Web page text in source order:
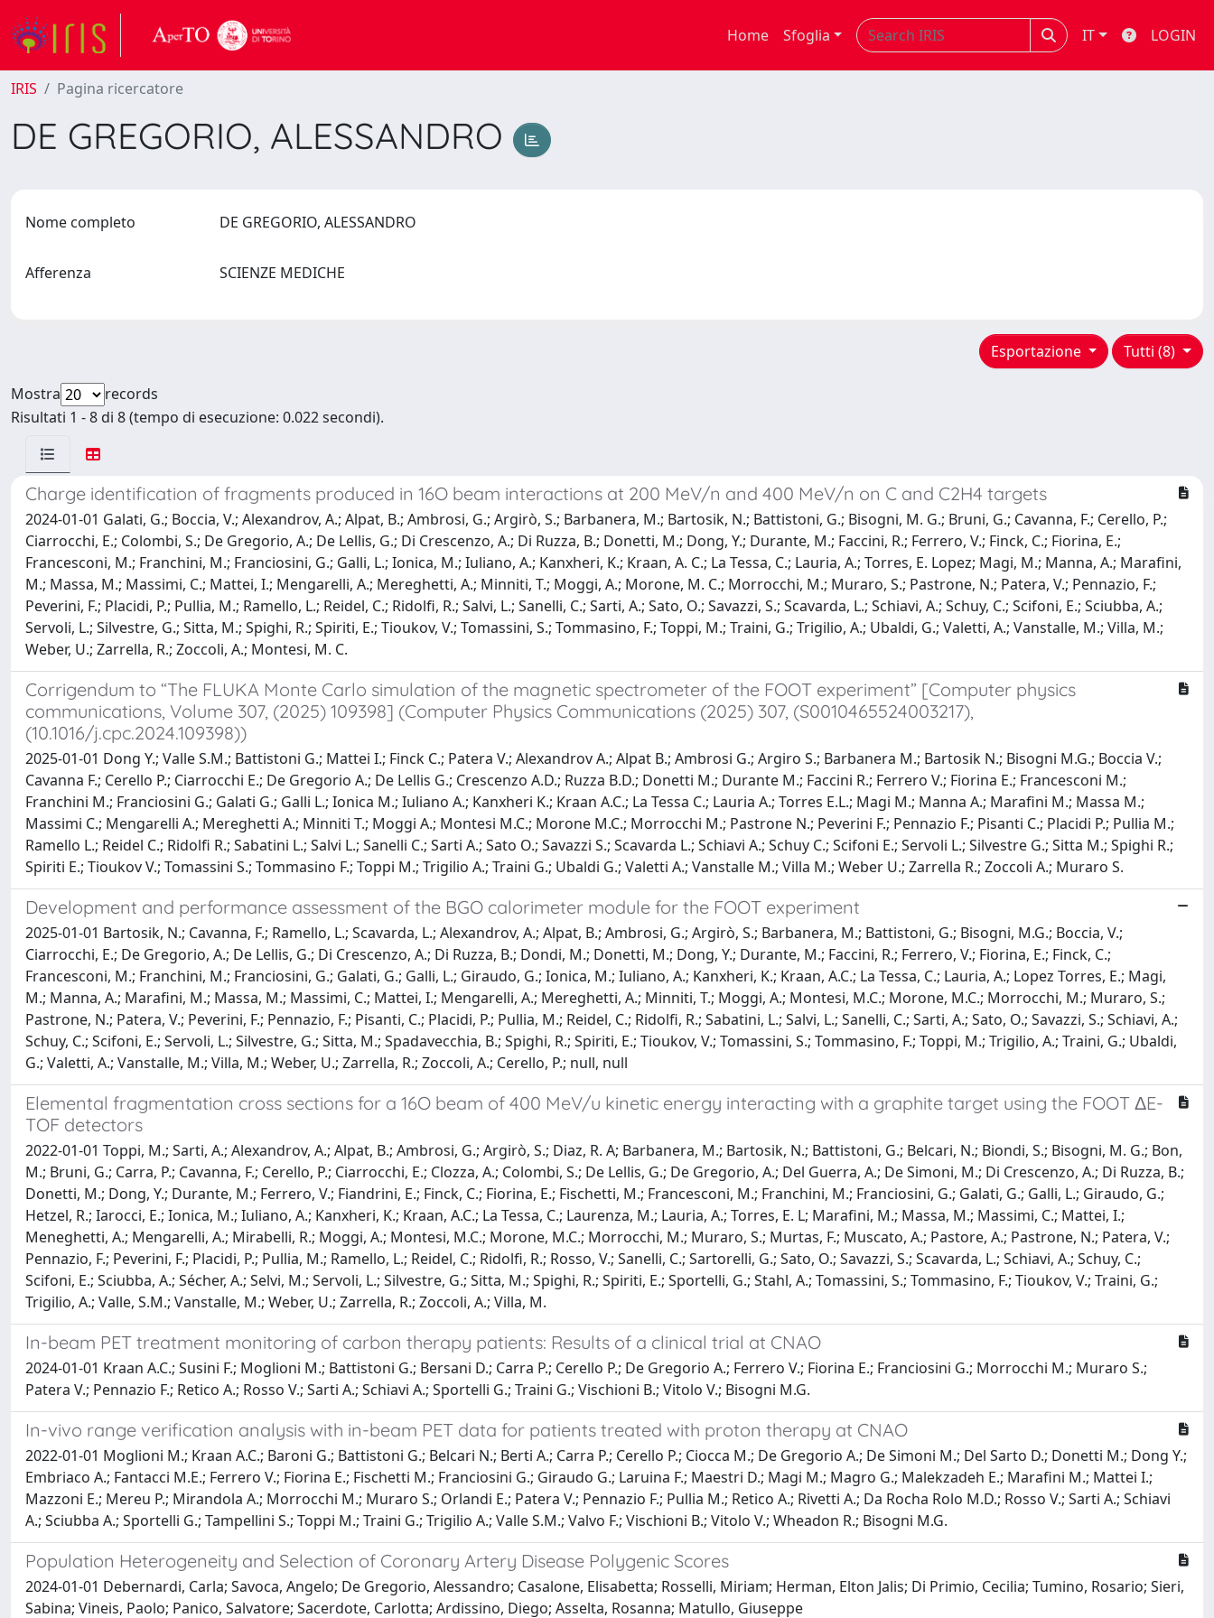
Home Sfoglia IT LOGIN
IRIS Pagina ricercatore
DE GREGORIO, ALESSANDRO
Nome completo DE GREGORIO, ALESSANDRO
Afferenza SCIENZE MEDICHE
Tutti (8)
Esportazione
Mostra
records
Risultati 1 - 8 di 8 (tempo di esecuzione: 0.022 secondi).
Charge identification of fragments produced in 16O beam interactions at 200 MeV/n and 400 MeV/n on C and C2H4 targets
2024-01-01 Galati, G.; Boccia, V.; Alexandrov, A.; Alpat, B.; Ambrosi, G.; Argirò, S.; Barbanera, M.; Bartosik, N.; Battistoni, G.; Bisogni, M. G.; Bruni, G.; Cavanna, F.; Cerello, P.;
Ciarrocchi, E.; Colombi, S.; De Gregorio, A.; De Lellis, G.; Di Crescenzo, A.; Di Ruzza, B.; Donetti, M.; Dong, Y.; Durante, M.; Faccini, R.; Ferrero, V.; Finck, C.; Fiorina, E.;
Francesconi, M.; Franchini, M.; Franciosini, G.; Galli, L.; Ionica, M.; Iuliano, A.; Kanxheri, K.; Kraan, A. C.; La Tessa, C.; Lauria, A.; Torres, E. Lopez; Magi, M.; Manna, A.; Marafini,
M.; Massa, M.; Massimi, C.; Mattei, I.; Mengarelli, A.; Mereghetti, A.; Minniti, T.; Moggi, A.; Morone, M. C.; Morrocchi, M.; Muraro, S.; Pastrone, N.; Patera, V.; Pennazio, F.;
Peverini, F.; Placidi, P.; Pullia, M.; Ramello, L.; Reidel, C.; Ridolfi, R.; Salvi, L.; Sanelli, C.; Sarti, A.; Sato, O.; Savazzi, S.; Scavarda, L.; Schiavi, A.; Schuy, C.; Scifoni, E.; Sciubba, A.;
Servoli, L.; Silvestre, G.; Sitta, M.; Spighi, R.; Spiriti, E.; Tioukov, V.; Tomassini, S.; Tommasino, F.; Toppi, M.; Traini, G.; Trigilio, A.; Ubaldi, G.; Valetti, A.; Vanstalle, M.; Villa, M.;
Weber, U.; Zarrella, R.; Zoccoli, A.; Montesi, M. C.
Corrigendum to “The FLUKA Monte Carlo simulation of the magnetic spectrometer of the FOOT experiment” [Computer physics
communications, Volume 307, (2025) 109398] (Computer Physics Communications (2025) 307, (S0010465524003217),
(10.1016/j.cpc.2024.109398))
2025-01-01 Dong Y.; Valle S.M.; Battistoni G.; Mattei I.; Finck C.; Patera V.; Alexandrov A.; Alpat B.; Ambrosi G.; Argiro S.; Barbanera M.; Bartosik N.; Bisogni M.G.; Boccia V.;
Cavanna F.; Cerello P.; Ciarrocchi E.; De Gregorio A.; De Lellis G.; Crescenzo A.D.; Ruzza B.D.; Donetti M.; Durante M.; Faccini R.; Ferrero V.; Fiorina E.; Francesconi M.;
Franchini M.; Franciosini G.; Galati G.; Galli L.; Ionica M.; Iuliano A.; Kanxheri K.; Kraan A.C.; La Tessa C.; Lauria A.; Torres E.L.; Magi M.; Manna A.; Marafini M.; Massa M.;
Massimi C.; Mengarelli A.; Mereghetti A.; Minniti T.; Moggi A.; Montesi M.C.; Morone M.C.; Morrocchi M.; Pastrone N.; Peverini F.; Pennazio F.; Pisanti C.; Placidi P.; Pullia M.;
Ramello L.; Reidel C.; Ridolfi R.; Sabatini L.; Salvi L.; Sanelli C.; Sarti A.; Sato O.; Savazzi S.; Scavarda L.; Schiavi A.; Schuy C.; Scifoni E.; Servoli L.; Silvestre G.; Sitta M.; Spighi R.;
Spiriti E.; Tioukov V.; Tomassini S.; Tommasino F.; Toppi M.; Trigilio A.; Traini G.; Ubaldi G.; Valetti A.; Vanstalle M.; Villa M.; Weber U.; Zarrella R.; Zoccoli A.; Muraro S.
Development and performance assessment of the BGO calorimeter module for the FOOT experiment
2025-01-01 Bartosik, N.; Cavanna, F.; Ramello, L.; Scavarda, L.; Alexandrov, A.; Alpat, B.; Ambrosi, G.; Argirò, S.; Barbanera, M.; Battistoni, G.; Bisogni, M.G.; Boccia, V.;
Ciarrocchi, E.; De Gregorio, A.; De Lellis, G.; Di Crescenzo, A.; Di Ruzza, B.; Dondi, M.; Donetti, M.; Dong, Y.; Durante, M.; Faccini, R.; Ferrero, V.; Fiorina, E.; Finck, C.;
Francesconi, M.; Franchini, M.; Franciosini, G.; Galati, G.; Galli, L.; Giraudo, G.; Ionica, M.; Iuliano, A.; Kanxheri, K.; Kraan, A.C.; La Tessa, C.; Lauria, A.; Lopez Torres, E.; Magi,
M.; Manna, A.; Marafini, M.; Massa, M.; Massimi, C.; Mattei, I.; Mengarelli, A.; Mereghetti, A.; Minniti, T.; Moggi, A.; Montesi, M.C.; Morone, M.C.; Morrocchi, M.; Muraro, S.;
Pastrone, N.; Patera, V.; Peverini, F.; Pennazio, F.; Pisanti, C.; Placidi, P.; Pullia, M.; Reidel, C.; Ridolfi, R.; Sabatini, L.; Salvi, L.; Sanelli, C.; Sarti, A.; Sato, O.; Savazzi, S.; Schiavi, A.;
Schuy, C.; Scifoni, E.; Servoli, L.; Silvestre, G.; Sitta, M.; Spadavecchia, B.; Spighi, R.; Spiriti, E.; Tioukov, V.; Tomassini, S.; Tommasino, F.; Toppi, M.; Trigilio, A.; Traini, G.; Ubaldi,
G.; Valetti, A.; Vanstalle, M.; Villa, M.; Weber, U.; Zarrella, R.; Zoccoli, A.; Cerello, P.; null, null
Elemental fragmentation cross sections for a 16O beam of 400 MeV/u kinetic energy interacting with a graphite target using the FOOT ΔE-
TOF detectors
2022-01-01 Toppi, M.; Sarti, A.; Alexandrov, A.; Alpat, B.; Ambrosi, G.; Argirò, S.; Diaz, R. A; Barbanera, M.; Bartosik, N.; Battistoni, G.; Belcari, N.; Biondi, S.; Bisogni, M. G.; Bon,
M.; Bruni, G.; Carra, P.; Cavanna, F.; Cerello, P.; Ciarrocchi, E.; Clozza, A.; Colombi, S.; De Lellis, G.; De Gregorio, A.; Del Guerra, A.; De Simoni, M.; Di Crescenzo, A.; Di Ruzza, B.;
Donetti, M.; Dong, Y.; Durante, M.; Ferrero, V.; Fiandrini, E.; Finck, C.; Fiorina, E.; Fischetti, M.; Francesconi, M.; Franchini, M.; Franciosini, G.; Galati, G.; Galli, L.; Giraudo, G.;
Hetzel, R.; Iarocci, E.; Ionica, M.; Iuliano, A.; Kanxheri, K.; Kraan, A.C.; La Tessa, C.; Laurenza, M.; Lauria, A.; Torres, E. L; Marafini, M.; Massa, M.; Massimi, C.; Mattei, I.;
Meneghetti, A.; Mengarelli, A.; Mirabelli, R.; Moggi, A.; Montesi, M.C.; Morone, M.C.; Morrocchi, M.; Muraro, S.; Murtas, F.; Muscato, A.; Pastore, A.; Pastrone, N.; Patera, V.;
Pennazio, F.; Peverini, F.; Placidi, P.; Pullia, M.; Ramello, L.; Reidel, C.; Ridolfi, R.; Rosso, V.; Sanelli, C.; Sartorelli, G.; Sato, O.; Savazzi, S.; Scavarda, L.; Schiavi, A.; Schuy, C.;
Scifoni, E.; Sciubba, A.; Sécher, A.; Selvi, M.; Servoli, L.; Silvestre, G.; Sitta, M.; Spighi, R.; Spiriti, E.; Sportelli, G.; Stahl, A.; Tomassini, S.; Tommasino, F.; Tioukov, V.; Traini, G.;
Trigilio, A.; Valle, S.M.; Vanstalle, M.; Weber, U.; Zarrella, R.; Zoccoli, A.; Villa, M.
In-beam PET treatment monitoring of carbon therapy patients: Results of a clinical trial at CNAO
2024-01-01 Kraan A.C.; Susini F.; Moglioni M.; Battistoni G.; Bersani D.; Carra P.; Cerello P.; De Gregorio A.; Ferrero V.; Fiorina E.; Franciosini G.; Morrocchi M.; Muraro S.;
Patera V.; Pennazio F.; Retico A.; Rosso V.; Sarti A.; Schiavi A.; Sportelli G.; Traini G.; Vischioni B.; Vitolo V.; Bisogni M.G.
In-vivo range verification analysis with in-beam PET data for patients treated with proton therapy at CNAO
2022-01-01 Moglioni M.; Kraan A.C.; Baroni G.; Battistoni G.; Belcari N.; Berti A.; Carra P.; Cerello P.; Ciocca M.; De Gregorio A.; De Simoni M.; Del Sarto D.; Donetti M.; Dong Y.;
Embriaco A.; Fantacci M.E.; Ferrero V.; Fiorina E.; Fischetti M.; Franciosini G.; Giraudo G.; Laruina F.; Maestri D.; Magi M.; Magro G.; Malekzadeh E.; Marafini M.; Mattei I.;
Mazzoni E.; Mereu P.; Mirandola A.; Morrocchi M.; Muraro S.; Orlandi E.; Patera V.; Pennazio F.; Pullia M.; Retico A.; Rivetti A.; Da Rocha Rolo M.D.; Rosso V.; Sarti A.; Schiavi
A.; Sciubba A.; Sportelli G.; Tampellini S.; Toppi M.; Traini G.; Trigilio A.; Valle S.M.; Valvo F.; Vischioni B.; Vitolo V.; Wheadon R.; Bisogni M.G.
Population Heterogeneity and Selection of Coronary Artery Disease Polygenic Scores
2024-01-01 Debernardi, Carla; Savoca, Angelo; De Gregorio, Alessandro; Casalone, Elisabetta; Rosselli, Miriam; Herman, Elton Jalis; Di Primio, Cecilia; Tumino, Rosario; Sieri,
Sabina; Vineis, Paolo; Panico, Salvatore; Sacerdote, Carlotta; Ardissino, Diego; Asselta, Rosanna; Matullo, Giuseppe